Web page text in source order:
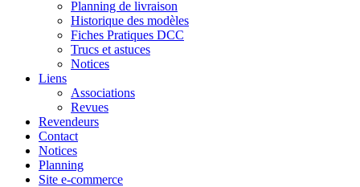
Planning de livraison
Historique des modèles
Fiches Pratiques DCC
Trucs et astuces
Notices
Liens
Associations
Revues
Revendeurs
Contact
Notices
Planning
Site e-commerce